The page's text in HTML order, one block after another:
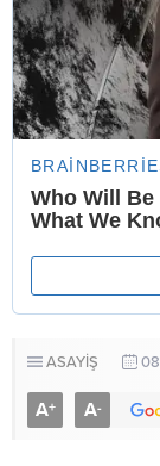
ASAYİŞ
A+ A-